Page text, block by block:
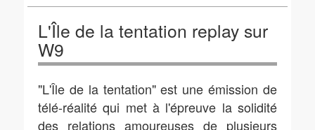
L'Île de la tentation replay sur
W9
"L'Île de la tentation" est une émission de
télé-réalité qui met à l'épreuve la solidité
des relations amoureuses de plusieurs